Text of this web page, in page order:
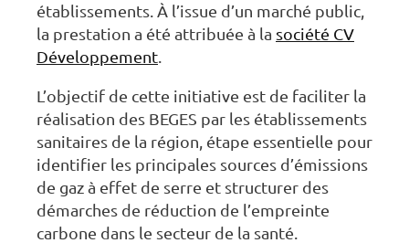
établissements. À l’issue d’un marché public,
la prestation a été attribuée à la société CV
Développement.
L’objectif de cette initiative est de faciliter la
réalisation des BEGES par les établissements
sanitaires de la région, étape essentielle pour
identifier les principales sources d’émissions
de gaz à effet de serre et structurer des
démarches de réduction de l’empreinte
carbone dans le secteur de la santé.